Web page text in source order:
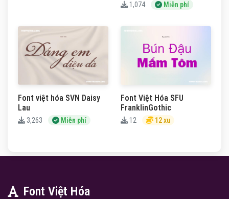
1,074 Miễn phí
Font việt hóa SVN Daisy
Lau
3,263 Miễn phí
Font Việt Hóa SFU
FranklinGothic
12 12 xu
Font Việt Hóa